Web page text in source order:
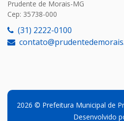
Prudente de Morais-MG
Cep: 35738-000
(31) 2222-0100
2026 © Prefeitura Municipal de
Desenvolvido